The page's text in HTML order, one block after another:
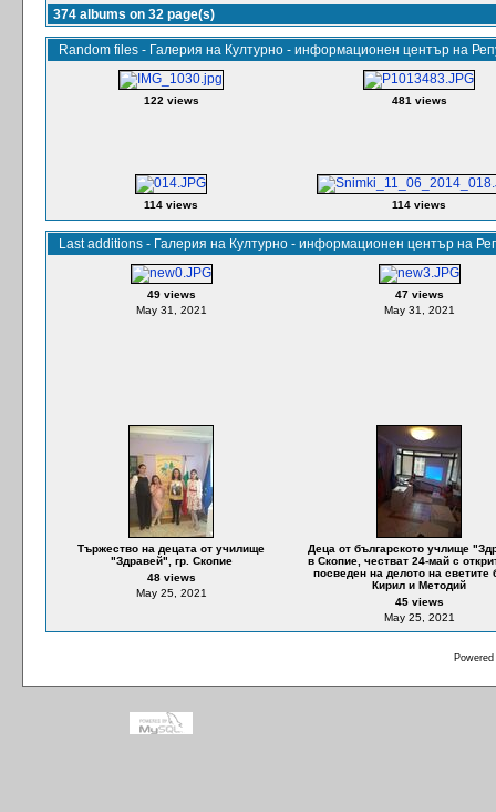
374 albums on 32 page(s)
Random files - Галерия на Културно - информационен център на
122 views 481 views
114 views 114 views
Last additions - Галерия на Културно - информационен център на
49 views
May 31, 2021
47 views
May 31, 2021
Тържество на децата от училище
"Здравей", гр. Скопие
48 views
May 25, 2021
Деца от българското учлище
в Скопие, честват 24-май с
посведен на делото на светите
Кирил и Методий
45 views
May 25, 2021